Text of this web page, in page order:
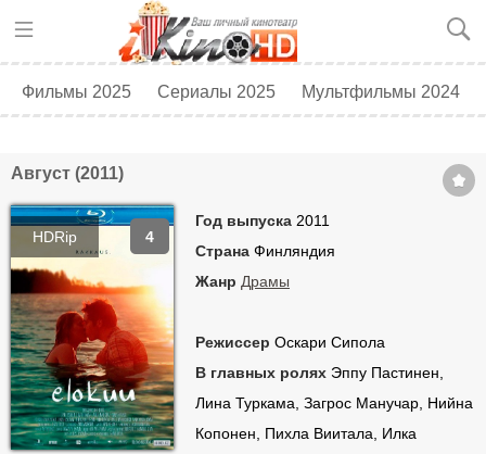
Фильмы 2025 Сериалы 2025 Мультфильмы 2024
Август (2011)
HDRip
Год выпуска 2011
Страна Финляндия
Жанр Драмы
Режиссер Оскари Сипола
В главных ролях Эппу Пастинен,
Лина Туркама, Загрос Манучар, Нийна
Копонен, Пихла Виитала, Илка
4